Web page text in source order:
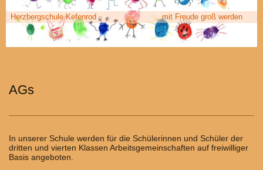
Herzbergschule Kefenrod ...mit Freude groß werden
AGs
In unserer Schule werden für die Schülerinnen und Schüler der
dritten und vierten Klassen Arbeitsgemeinschaften auf freiwilliger
Basis angeboten.